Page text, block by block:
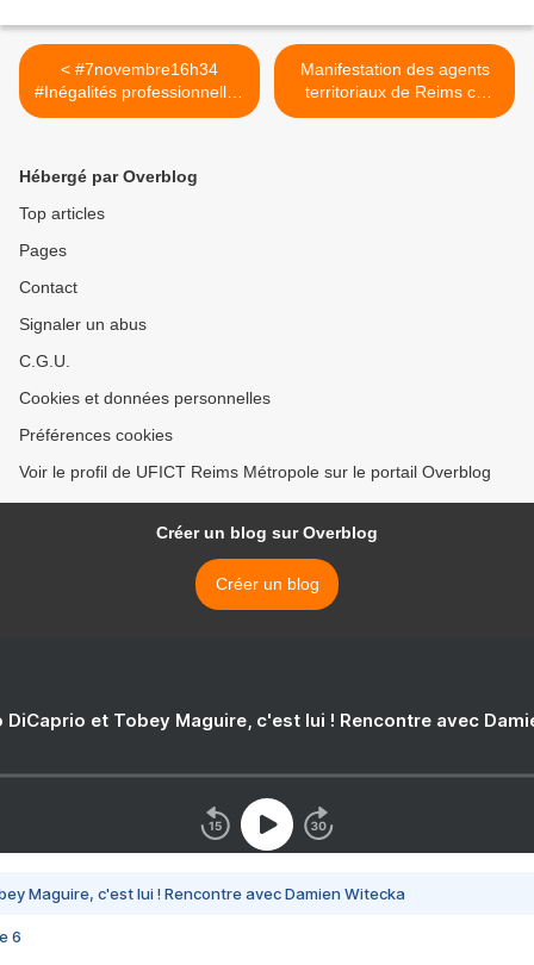
< #7novembre16h34
#Inégalités professionnelles
: ça suffit !
Manifestation des agents
territoriaux de Reims ce
lundi, France 3 >
Hébergé par Overblog
Top articles
Pages
Contact
Signaler un abus
C.G.U.
Cookies et données personnelles
Préférences cookies
Voir le profil de UFICT Reims Métropole sur le portail Overblog
Créer un blog sur Overblog
Créer un blog
DiCaprio et Tobey Maguire, c'est lui ! Rencontre avec
Maguire, c'est lui ! Rencontre avec Damien Witecka
6